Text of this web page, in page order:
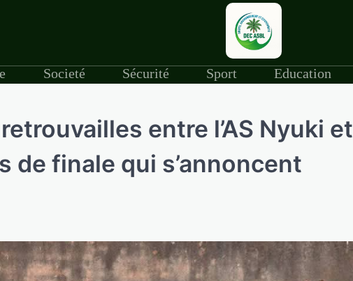
Societé Sécurité Sport Education
entre l’AS Nyuki et
de finale qui s’annoncent